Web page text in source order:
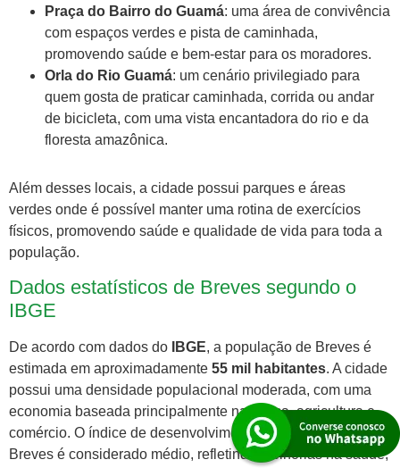
Praça do Bairro do Guamá: uma área de convivência
com espaços verdes e pista de caminhada,
promovendo saúde e bem-estar para os moradores.
Orla do Rio Guamá: um cenário privilegiado para
quem gosta de praticar caminhada, corrida ou andar
de bicicleta, com uma vista encantadora do rio e da
floresta amazônica.
Além desses locais, a cidade possui parques e áreas
verdes onde é possível manter uma rotina de exercícios
físicos, promovendo saúde e qualidade de vida para toda a
população.
Dados estatísticos de Breves segundo o
IBGE
De acordo com dados do IBGE, a população de Breves é
estimada em aproximadamente 55 mil habitantes. A cidade
possui uma densidade populacional moderada, com uma
economia baseada principalmente na pesca, agricultura e
comércio. O índice de desenvolvimento humano (IDH) de
Breves é considerado médio, refletindo melhorias na saúde,